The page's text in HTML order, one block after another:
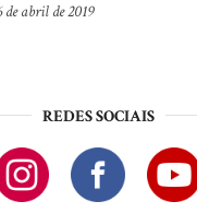
de abril de 2019
REDES SOCIAIS